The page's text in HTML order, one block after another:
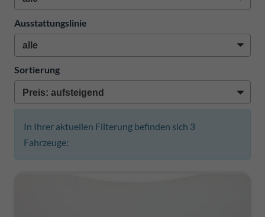
Ausstattungslinie
Sortierung
In Ihrer aktuellen Filterung befinden sich 3
Fahrzeuge: